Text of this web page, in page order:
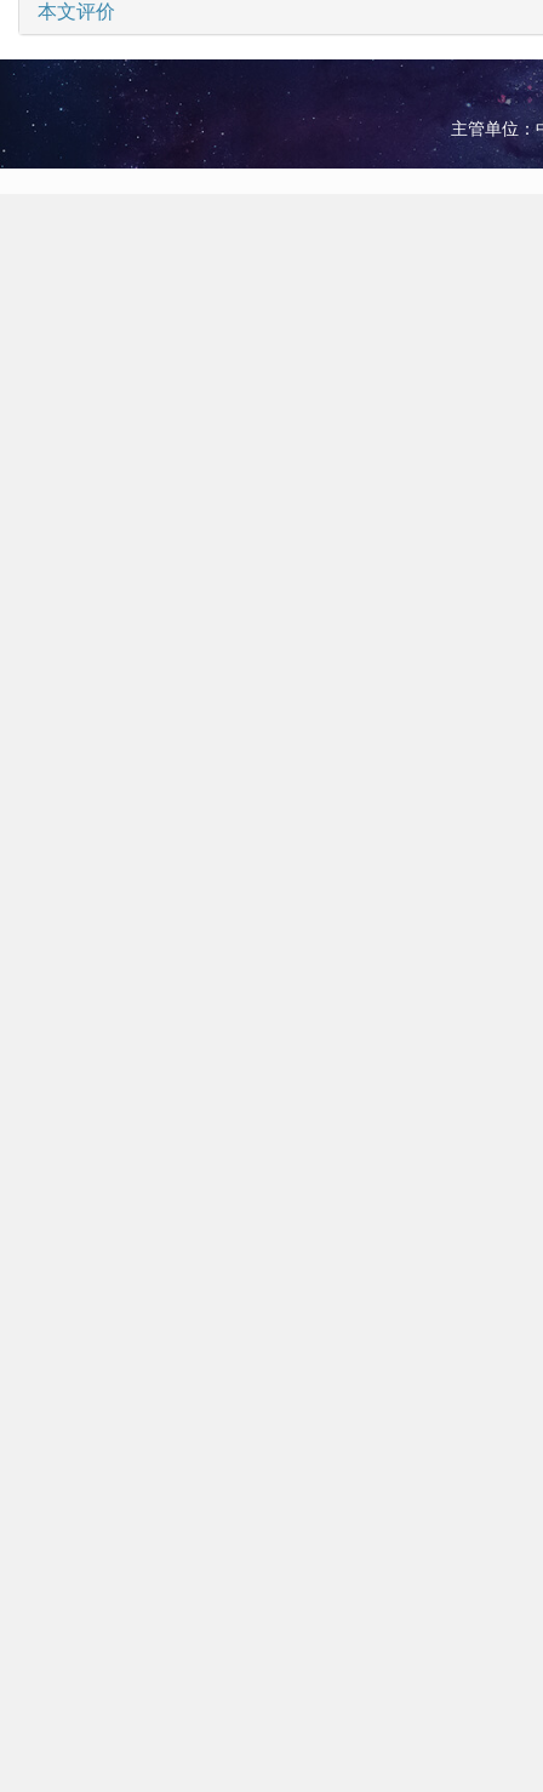
本文评价
主管单位：